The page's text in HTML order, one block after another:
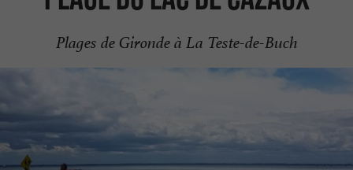
Plages de Gironde à La Teste-de-Buch